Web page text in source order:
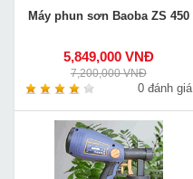
Máy phun sơn Baoba ZS 450
5,849,000 VNĐ
7,200,000 VNĐ
0 đánh giá